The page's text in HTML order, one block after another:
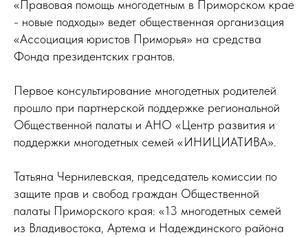
«Правовая помощь многодетным в Приморском крае
- новые подходы» ведет общественная организация
«Ассоциация юристов Приморья» на средства
Фонда президентских грантов.
Первое консультирование многодетных родителей
прошло при партнерской поддержке региональной
Общественной палаты и АНО «Центр развития и
поддержки многодетных семей «ИНИЦИАТИВА».
Татьяна Чернилевская, председатель комиссии по
защите прав и свобод граждан Общественной
палаты Приморского края: «13 многодетных семей
из Владивостока, Артема и Надеждинского района